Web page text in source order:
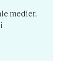
medier.